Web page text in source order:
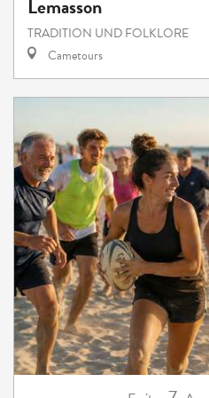
Lemasson
TRADITION UND FOLKLORE
Cametours